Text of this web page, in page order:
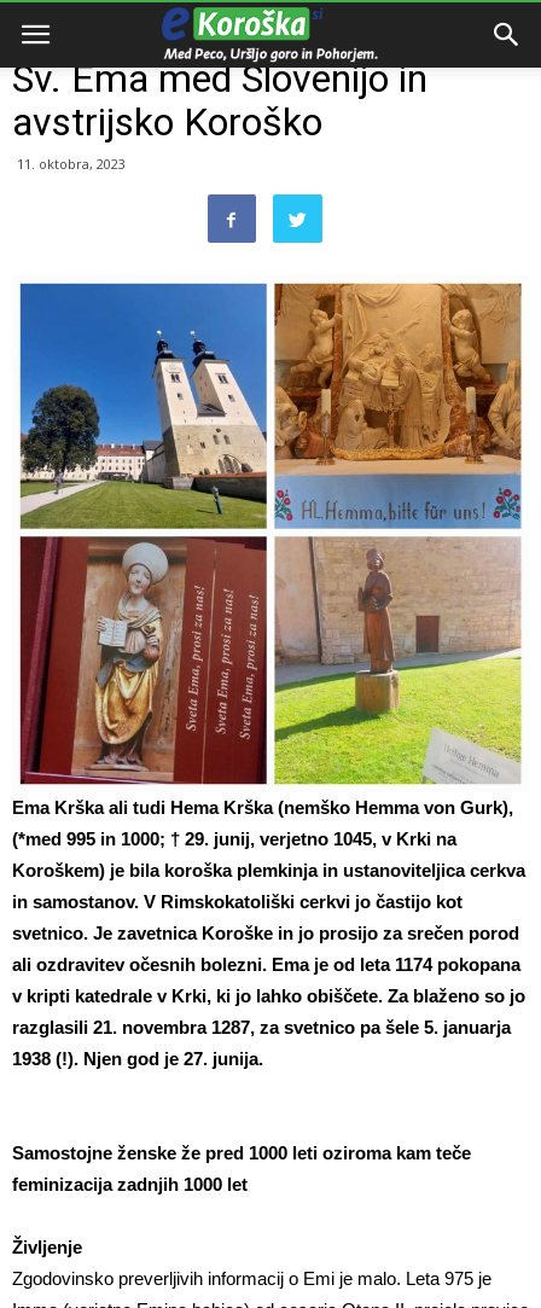
Domov
Sv. Ema med Slovenijo in
avstrijsko Koroško
11. oktobra, 2023
Ema Krška ali tudi Hema Krška (nemško Hemma von Gurk),
(*med 995 in 1000; † 29. junij, verjetno 1045, v Krki na
Koroškem) je bila koroška plemkinja in ustanoviteljica cerkva
in samostanov. V Rimskokatoliški cerkvi jo častijo kot
svetnico. Je zavetnica Koroške in jo prosijo za srečen porod
ali ozdravitev očesnih bolezni. Ema je od leta 1174 pokopana
v kripti katedrale v Krki, ki jo lahko obiščete. Za blaženo so jo
razglasili 21. novembra 1287, za svetnico pa šele 5. januarja
1938 (!). Njen god je 27. junija.
Samostojne ženske že pred 1000 leti oziroma kam teče
feminizacija zadnjih 1000 let
Življenje
Zgodovinsko preverljivih informacij o Emi je malo. Leta 975 je